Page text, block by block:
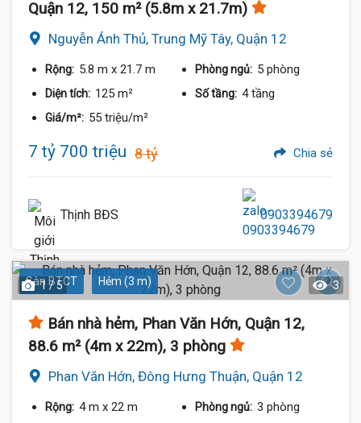
Quận 12, 150 m² (5.8m x 21.7m)
Nguyễn Ánh Thủ, Trung Mỹ Tây, Quận 12
Rộng: 5.8 m x 21.7 m Phòng ngủ: 5 phòng
Diện tích: 125 m² Số tầng: 4 tầng
Giá/m²: 55 triệu/m²
7 tỷ 700 triệu 8 tỷ Chia sẻ
Thịnh BĐS 0903394679
Sàn BTCT Hẻm (3 m)
1 / 5 3
Bán nhà hẻm, Phan Văn Hớn, Quận 12,
88.6 m² (4m x 22m), 3 phòng
Phan Văn Hớn, Đông Hưng Thuận, Quận 12
Rộng: 4 m x 22 m Phòng ngủ: 3 phòng